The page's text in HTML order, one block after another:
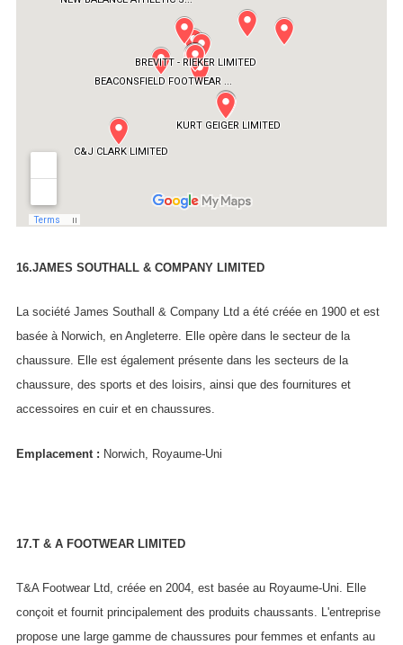
16.JAMES SOUTHALL & COMPANY LIMITED
La société James Southall & Company Ltd a été créée en 1900 et est
basée à Norwich, en Angleterre. Elle opère dans le secteur de la
chaussure. Elle est également présente dans les secteurs de la
chaussure, des sports et des loisirs, ainsi que des fournitures et
accessoires en cuir et en chaussures.
Emplacement : Norwich, Royaume-Uni
17.T & A FOOTWEAR LIMITED
T&A Footwear Ltd, créée en 2004, est basée au Royaume-Uni. Elle
conçoit et fournit principalement des produits chaussants. L'entreprise
propose une large gamme de chaussures pour femmes et enfants au